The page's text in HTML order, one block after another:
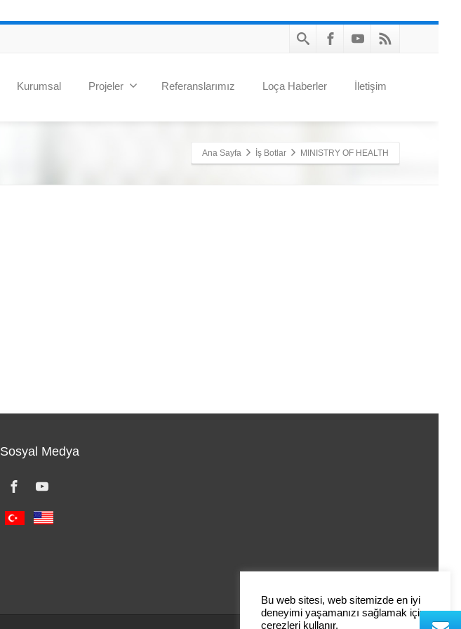
Kurumsal Projeler Referanslarımız Loça Haberler İletişim
Ana Sayfa İş Botlar MINISTRY OF HEALTH
Sosyal Medya
Bu web sitesi, web sitemizde en iyi
deneyimi yaşamanızı sağlamak için
çerezleri kullanır.